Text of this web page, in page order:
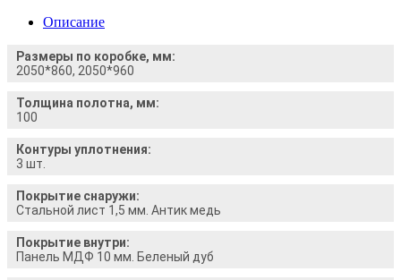
Описание
Размеры по коробке, мм:
2050*860, 2050*960
Толщина полотна, мм:
100
Контуры уплотнения:
3 шт.
Покрытие снаружи:
Стальной лист 1,5 мм. Антик медь
Покрытие внутри:
Панель МДФ 10 мм. Беленый дуб